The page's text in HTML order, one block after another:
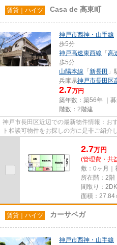
賃貸｜ハイツ Casa de 高東町
神戸市西神・山手線
歩5分
神戸高速東西線 「 高
歩5分
山陽本線 「 新長田 」
兵庫県神戸市長田区
2.7万円
築年数：築56年 ｜募
階数：2階建
神戸市長田区近辺での最新物件情報：お
ト相談可物件をお探しの方に是非ご紹
2.7万円
(管理費・共
敷：0ヶ月｜
所在階：2階
間取り：2DK
面積：27.84
賃貸｜ハイツ カーサベガ
神戸市西神・山手線